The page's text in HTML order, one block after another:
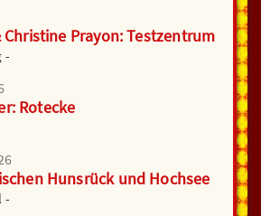
Christine Prayon: Testzentrum
-
Rotecke
Hunsrück und Hochsee
-